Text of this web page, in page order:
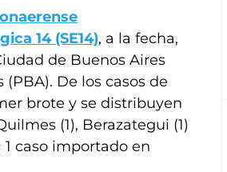
14 (SE14), a la fecha,
de Buenos Aires
De los casos de
brote y se distribuyen
(1), Berazategui (1)
1 caso importado en